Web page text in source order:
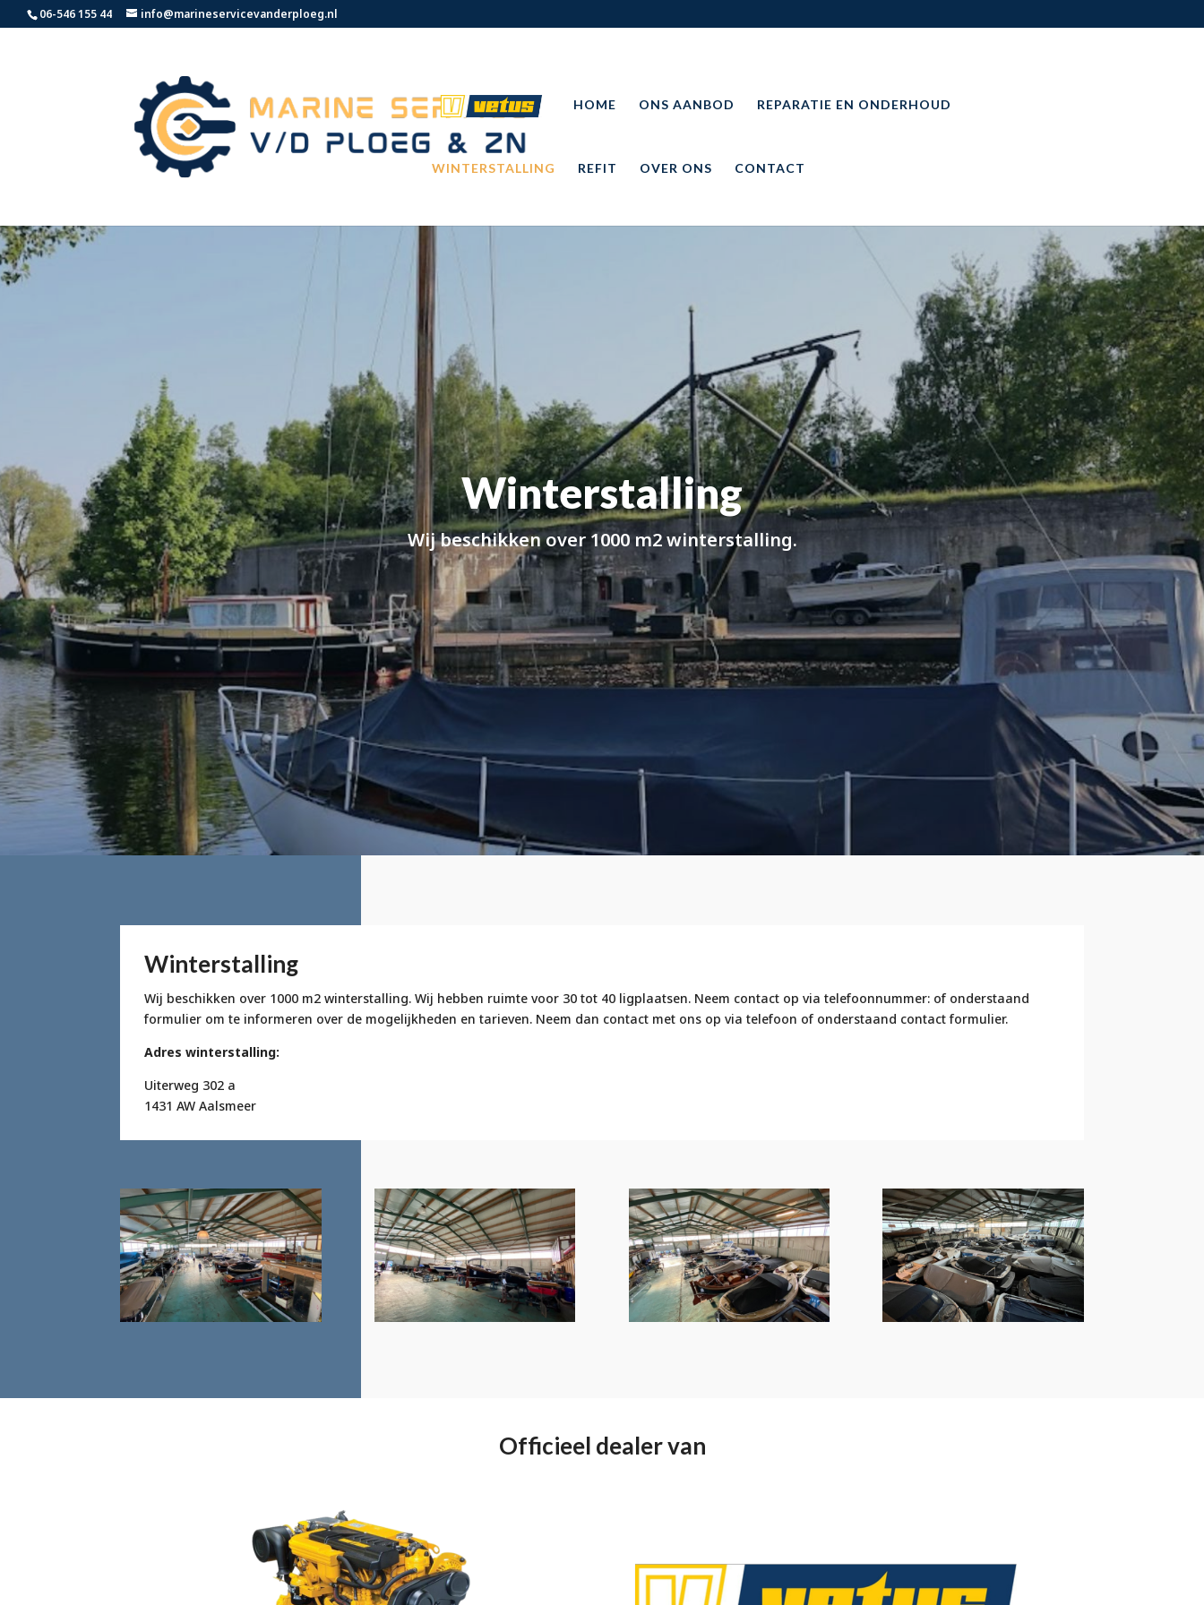
06-546 155 44 info@marineservicevanderploeg.nl
HOME
ONS AANBOD REPARATIE EN ONDERHOUD
WINTERSTALLING REFIT OVER ONS CONTACT
Winterstalling
Wij beschikken over 1000 m2 winterstalling.
Winterstalling
Wij beschikken over 1000 m2 winterstalling. Wij hebben ruimte voor 30 tot 40 ligplaatsen. Neem contact op via telefoonnummer: of onderstaand
formulier om te informeren over de mogelijkheden en tarieven. Neem dan contact met ons op via telefoon of onderstaand contact formulier.
Adres winterstalling:
Uiterweg 302 a
1431 AW Aalsmeer
Officieel dealer van